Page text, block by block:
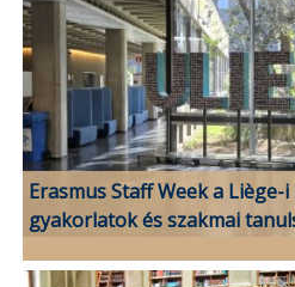
Erasmus Staff Week a Liège-
gyakorlatok és szakmai